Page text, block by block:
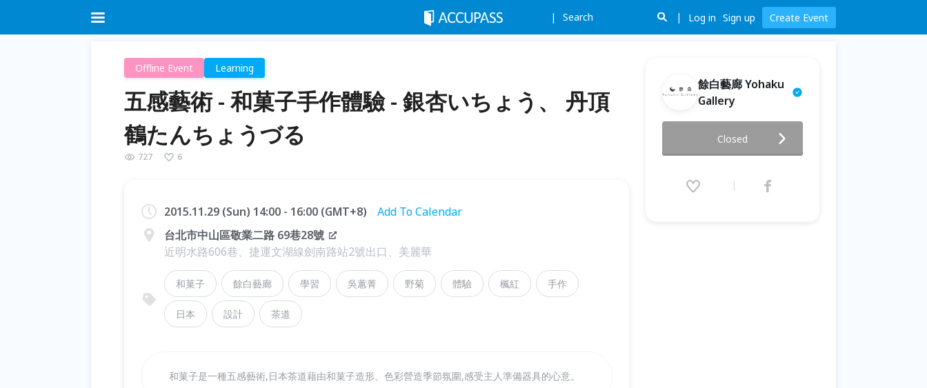
Search Log in Sign up Create Event
Offline Event Learning
五感藝術 - 和菓子手作體驗 - 銀杏いちょう、 丹頂
鶴たんちょうづる
727 6
2015.11.29 (Sun) 14:00 - 16:00 (GMT+8)
Add To Calendar
台北市中山區敬業二路 69巷28號
近明水路606巷、捷運文湖線劍南路站2號出口、美麗華
和菓子 餘白藝廊 學習 吳蕙菁 野菊 體驗 楓紅 手作
日本 設計 茶道
和菓子是一種五感藝術,日本茶道藉由和菓子造形、色彩營造季節氛圍,感受主人準備器具的心意。
餘白藝廊 Yohaku
Gallery
杏いちょう、 丹頂鶴たんちょう
づる
(GMT+8)
Closed